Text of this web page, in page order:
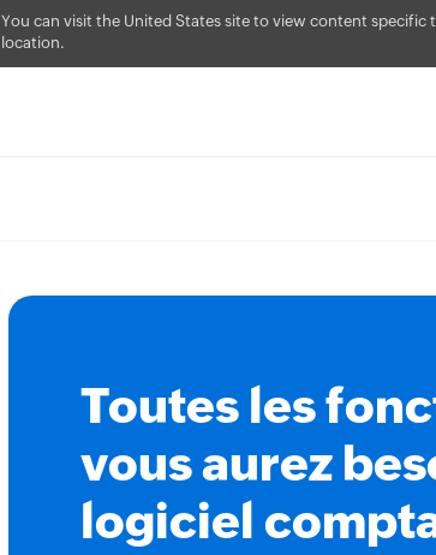
You can visit the United States site to view content specific
location.
Toutes les
vous aurez
logiciel